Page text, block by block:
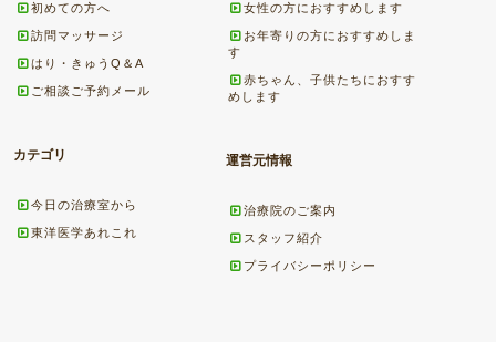
初めての方へ
訪問マッサージ
はり・きゅうQ＆A
ご相談ご予約メール
女性の方におすすめします
お年寄りの方におすすめしま
す
赤ちゃん、子供たちにおすす
めします
カテゴリ
今日の治療室から
東洋医学あれこれ
運営元情報
治療院のご案内
スタッフ紹介
プライバシーポリシー